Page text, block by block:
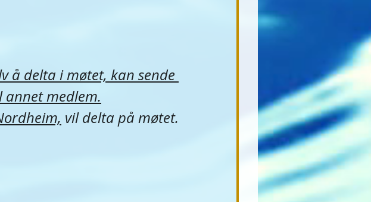
å delta i møtet, kan sende
medlem.
vil delta på møtet.